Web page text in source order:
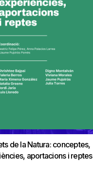
de la Natura: conceptes,
aportacions i reptes